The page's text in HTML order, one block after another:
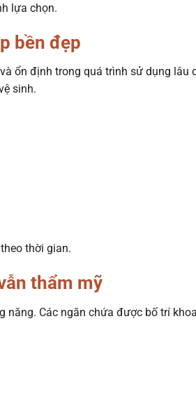
lựa chọn.
bền đẹp
ổn định trong quá trình sử dụng lâu
sinh.
thời gian.
thẩm mỹ
năng. Các ngăn chứa được bố trí